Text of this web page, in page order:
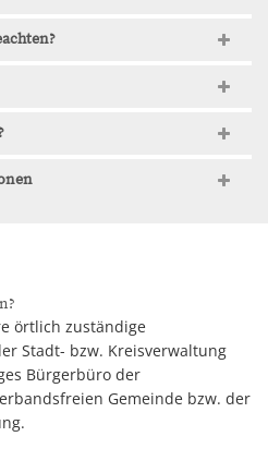
örtlich zuständige
Stadt- bzw. Kreisverwaltung
Bürgerbüro der
Gemeinde bzw. der